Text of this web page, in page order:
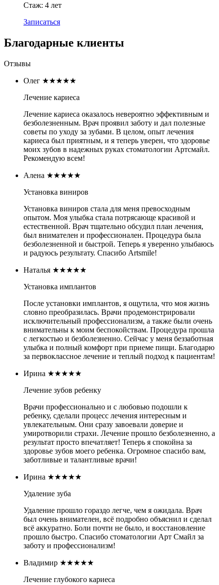
Стаж: 4 лет
Записаться
Благодарные клиенты
Отзывы
Олег ★★★★★
Лечение кариеса
Лечение кариеса оказалось невероятно эффективным и
безболезненным. Врач проявил заботу и дал полезные
советы по уходу за зубами. В целом, опыт лечения
кариеса был приятным, и я теперь уверен, что здоровье
моих зубов в надежных руках стоматологии Артсмайл.
Рекомендую всем!
Алена ★★★★★
Установка виниров
Установка виниров стала для меня превосходным
опытом. Моя улыбка стала потрясающе красивой и
естественной. Врач тщательно обсудил план лечения,
был внимателен и профессионален. Процедура была
безболезненной и быстрой. Теперь я уверенно улыбаюсь
и радуюсь результату. Спасибо Artsmile!
Наталья ★★★★★
Установка имплантов
После установки имплантов, я ощутила, что моя жизнь
словно преобразилась. Врачи продемонстрировали
исключительный профессионализм, а также были очень
внимательны к моим беспокойствам. Процедура прошла
с легкостью и безболезненно. Сейчас у меня беззаботная
улыбка и полный комфорт при приеме пищи. Благодарю
за первоклассное лечение и теплый подход к пациентам!
Ирина ★★★★★
Лечение зубов ребенку
Врачи профессионально и с любовью подошли к
ребенку, сделали процесс лечения интересным и
увлекательным. Они сразу завоевали доверие и
умиротворили страхи. Лечение прошло безболезненно, а
результат просто впечатляет! Теперь я спокойна за
здоровье зубов моего ребенка. Огромное спасибо вам,
заботливые и талантливые врачи!
Ирина ★★★★★
Удаление зуба
Удаление прошло гораздо легче, чем я ожидала. Врач
был очень внимателен, всё подробно объяснил и сделал
всё аккуратно. Боли почти не было, и восстановление
прошло быстро. Спасибо стоматологии Арт Смайл за
заботу и профессионализм!
Владимир ★★★★★
Лечение глубокого кариеса